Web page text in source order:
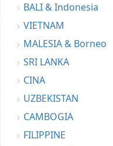
BALI & Indonesia
VIETNAM
MALESIA & Borneo
SRI LANKA
CINA
UZBEKISTAN
CAMBOGIA
FILIPPINE